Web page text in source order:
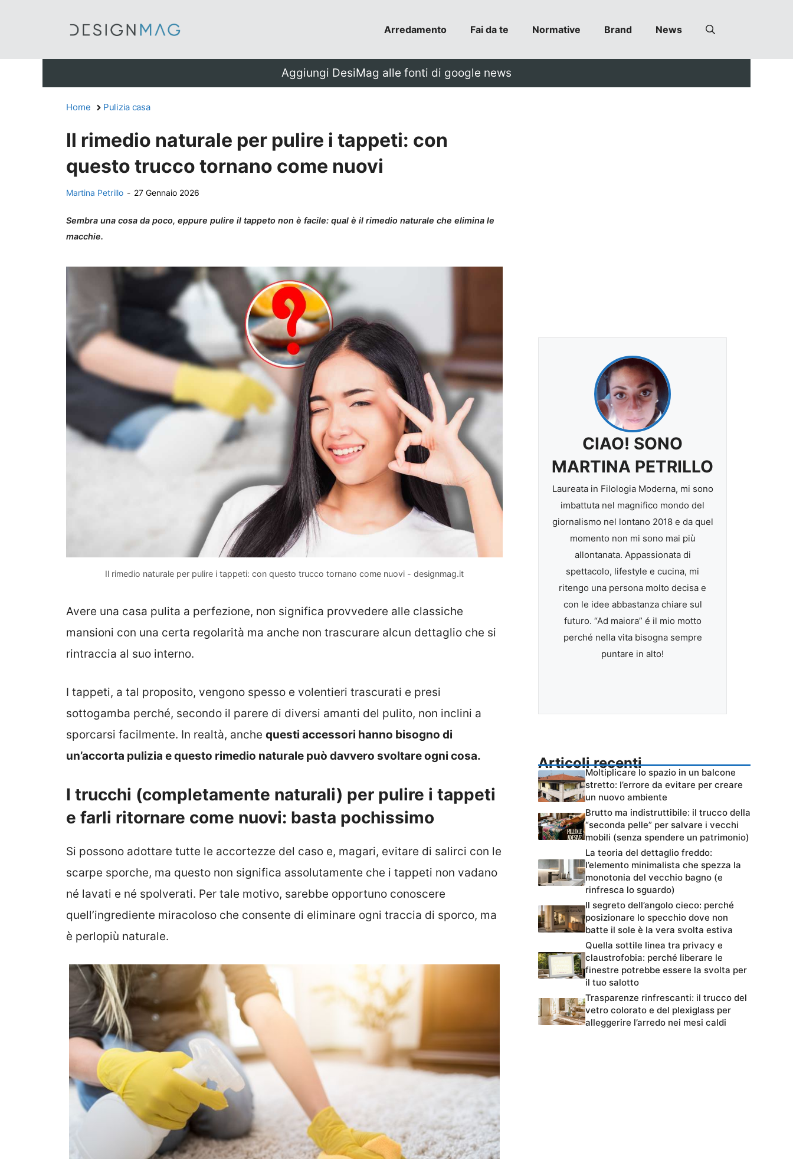
Arredamento Fai da te Normative Brand News
Aggiungi DesiMag alle fonti di google news
Home Pulizia casa
Il rimedio naturale per pulire i tappeti: con
questo trucco tornano come nuovi
Martina Petrillo - 27 Gennaio 2026
Sembra una cosa da poco, eppure pulire il tappeto non è facile: qual è il rimedio naturale che elimina le
macchie.
Il rimedio naturale per pulire i tappeti: con questo trucco tornano come nuovi - designmag.it
Avere una casa pulita a perfezione, non significa provvedere alle classiche
mansioni con una certa regolarità ma anche non trascurare alcun dettaglio che si
rintraccia al suo interno.
I tappeti, a tal proposito, vengono spesso e volentieri trascurati e presi
sottogamba perché, secondo il parere di diversi amanti del pulito, non inclini a
sporcarsi facilmente. In realtà, anche questi accessori hanno bisogno di
un’accorta pulizia e questo rimedio naturale può davvero svoltare ogni cosa.
I trucchi (completamente naturali) per pulire i tappeti
e farli ritornare come nuovi: basta pochissimo
Si possono adottare tutte le accortezze del caso e, magari, evitare di salirci con le
scarpe sporche, ma questo non significa assolutamente che i tappeti non vadano
né lavati e né spolverati. Per tale motivo, sarebbe opportuno conoscere
quell’ingrediente miracoloso che consente di eliminare ogni traccia di sporco, ma
è perlopiù naturale.
CIAO! SONO
MARTINA PETRILLO
Laureata in Filologia Moderna, mi sono
imbattuta nel magnifico mondo del
giornalismo nel lontano 2018 e da quel
momento non mi sono mai più
allontanata. Appassionata di
spettacolo, lifestyle e cucina, mi
ritengo una persona molto decisa e
con le idee abbastanza chiare sul
futuro. “Ad maiora” é il mio motto
perché nella vita bisogna sempre
puntare in alto!
Articoli recenti
Moltiplicare lo spazio in un balcone
stretto: l’errore da evitare per creare
un nuovo ambiente
Brutto ma indistruttibile: il trucco della
“seconda pelle” per salvare i vecchi
mobili (senza spendere un patrimonio)
La teoria del dettaglio freddo:
l’elemento minimalista che spezza la
monotonia del vecchio bagno (e
rinfresca lo sguardo)
Il segreto dell’angolo cieco: perché
posizionare lo specchio dove non
batte il sole è la vera svolta estiva
Quella sottile linea tra privacy e
claustrofobia: perché liberare le
finestre potrebbe essere la svolta per
il tuo salotto
Trasparenze rinfrescanti: il trucco del
vetro colorato e del plexiglass per
alleggerire l’arredo nei mesi caldi